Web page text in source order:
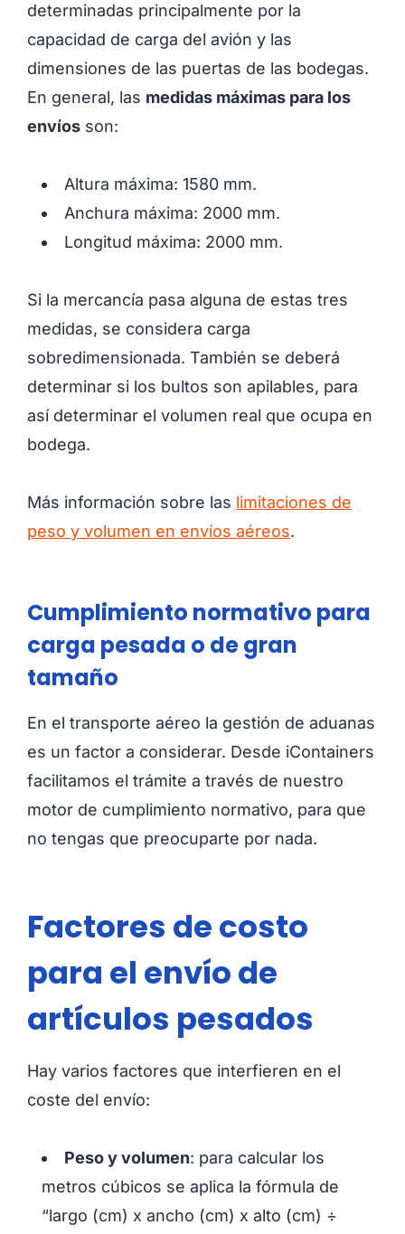
determinadas principalmente por la
capacidad de carga del avión y las
dimensiones de las puertas de las bodegas.
En general, las medidas máximas para los
envíos son:
Altura máxima: 1580 mm.
Anchura máxima: 2000 mm.
Longitud máxima: 2000 mm.
Si la mercancía pasa alguna de estas tres
medidas, se considera carga
sobredimensionada. También se deberá
determinar si los bultos son apilables, para
así determinar el volumen real que ocupa en
bodega.
Más información sobre las limitaciones de
peso y volumen en envíos aéreos.
Cumplimiento normativo para
carga pesada o de gran
tamaño
En el transporte aéreo la gestión de aduanas
es un factor a considerar. Desde iContainers
facilitamos el trámite a través de nuestro
motor de cumplimiento normativo, para que
no tengas que preocuparte por nada.
Factores de costo
para el envío de
artículos pesados
Hay varios factores que interfieren en el
coste del envío:
Peso y volumen: para calcular los
metros cúbicos se aplica la fórmula de
“largo (cm) x ancho (cm) x alto (cm) ÷